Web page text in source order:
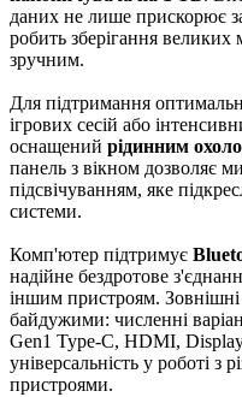
даних не лише прискорює
робить зберігання великих
зручним.
Для підтримання
ігрових сесій або
оснащений рідинним
панель з вікном дозволяє
підсвічуванням, яке
системи.
Комп'ютер підтримує
надійне бездротове
іншим пристроям.
байдужими: численні
Gen1 Type-C, HDMI,
універсальність у роботі з
пристроями.